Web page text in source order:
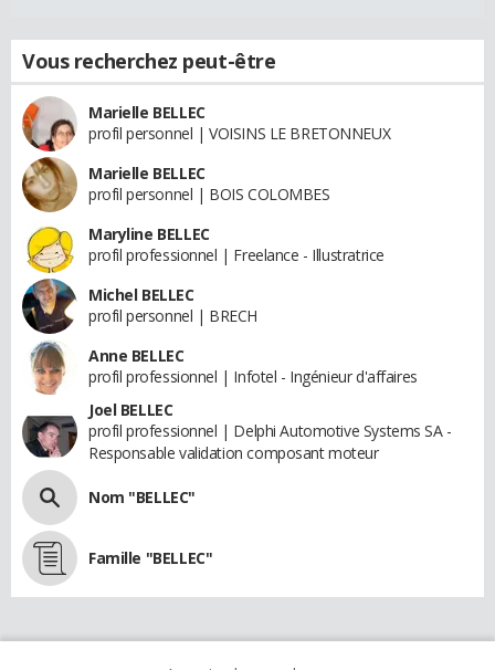
Vous recherchez peut-être
Marielle BELLEC
profil personnel | VOISINS LE BRETONNEUX
Marielle BELLEC
profil personnel | BOIS COLOMBES
Maryline BELLEC
profil professionnel | Freelance - Illustratrice
Michel BELLEC
profil personnel | BRECH
Anne BELLEC
profil professionnel | Infotel - Ingénieur d'affaires
Joel BELLEC
profil professionnel | Delphi Automotive Systems SA -
Responsable validation composant moteur
Nom "BELLEC"
Famille "BELLEC"